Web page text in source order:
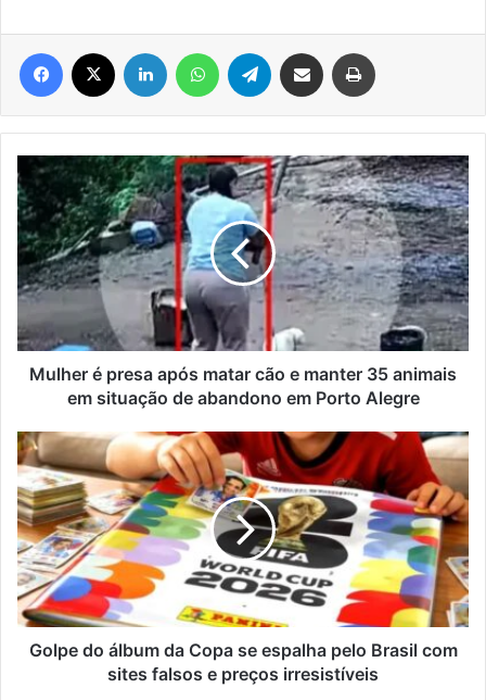
Facebook Linkedin WhatsAppTelegram Compartilhar via e-mail
Mulher
é
presa
após
matar
cão
e
manter
35
animais
de
abandono
em
Porto
Alegre
Mulher é presa após matar cão e manter 35 animais
em situação de abandono em Porto Alegre
Golpe
do
álbum
da
Copa
se
espalha
pelo
Brasil
com
Golpe do álbum da Copa se espalha pelo Brasil com
sites falsos e preços irresistíveis